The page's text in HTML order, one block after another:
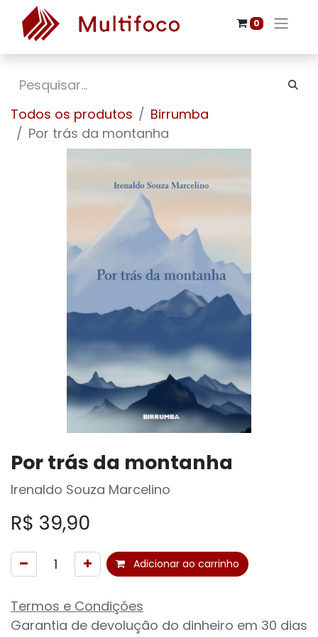
0
Todos os produtos
Birrumba
Por trás da montanha
Por trás da montanha
Irenaldo Souza Marcelino
R$ 39,90
Adicionar ao carrinho
Termos e Condições
Garantia de devolução do dinheiro em 30 dias